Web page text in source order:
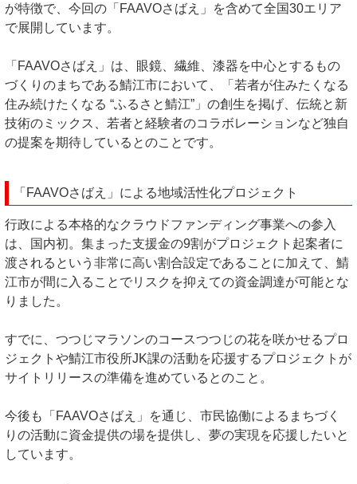
が特徴で、今回の「FAAVOさばえ」を含めて全国30エリア
で展開しています。
「FAAVOさばえ」は、眼鏡、繊維、漆器を中心とするもの
づくりのまちである鯖江市において、「若者が住みたくなる
住み続けたくなる “ふるさと鯖江”」の創生を掲げ、伝統と新
技術のミックス、若者と経験者のコラボレーションなど独自
の提案を期待しているとのことです。
「FAAVOさばえ」による地域活性化プロジェクト
行政による本格的なクラウドファンディング事業への参入
は、国内初。集まった支援金の9割がプロジェクト起案者に
渡されるという非常に高い割合設定であることに加えて、鯖
江市が間に入ることでリスクを抑えての資金調達が可能とな
りました。
すでに、つつじマラソンのコースつつじの花を咲かせるプロ
ジェクトや鯖江市役所JK課の活動を応援するプロジェクトが
サイトリリースの準備を進めているとのこと。
今後も「FAAVOさばえ」を通じ、市民協働によるまちづく
りの活動に資金提供の場を提供し、夢の実現を応援したいと
しています。